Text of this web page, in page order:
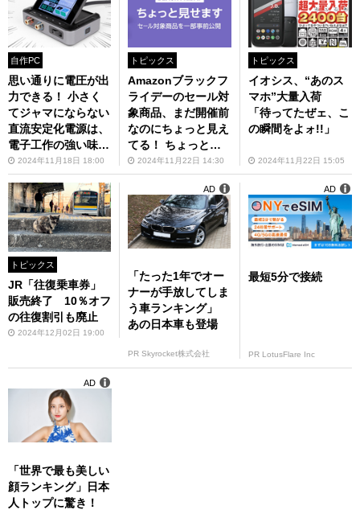
自作PC
思い通りに電圧が出
力できる！ 小さく
てジャマにならない
直流安定化電源は、
電子工作の強い味方
です2024年11月18日 18:00
トピックス
Amazonブラックフ
ライデーのセール対
象商品、まだ開催前
なのにちょっと見え
てる！ ちょっと見
えてるよ!!
2024年11月22日 14:30
トピックス
イオシス、“あのス
マホ”大量入荷
「待ってたぜェ、こ
の瞬間をよォ!!」
2024年11月22日 15:05
トピックス
JR「往復乗車券」
販売終了 10％オフ
の往復割引も廃止
2024年12月02日 19:00
「たった1年でオー
ナーが手放してしま
う車ランキング」
あの日本車も登場
PR Skyrocket株式会社
AD
最短5分で接続
PR LotusFlare Inc
AD
「世界で最も美しい
顔ランキング」日本
人トップに驚き！
AD